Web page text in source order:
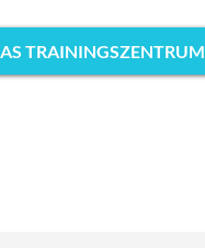
TRAININGSZENTRUM